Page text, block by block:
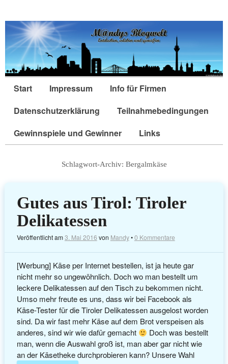
Start Impressum
Info für Firmen
Datenschutzerklärung
Teilnahmebedingungen
Gewinnspiele und Gewinner
Links
Schlagwort-Archiv: Bergalmkäse
Gutes aus Tirol: Tiroler
Delikatessen
Veröffentlicht am3. Mai 2016 von Mandy•0 Kommentare
[Werbung] Käse per Internet bestellen, ist ja heute gar
nicht mehr so ungewöhnlich. Doch wo man bestellt um
leckere Delikatessen auf den Tisch zu bekommen nicht.
Umso mehr freute es uns, dass wir bei Facebook als
Käse-Tester für die Tiroler Delikatessen ausgelost worden
sind. Da wir fast mehr Käse auf dem Brot verspeisen als
anderes, sind wir wie dafür gemacht
Doch was bestellt
man, wenn die Auswahl groß ist, man aber gar nicht wie
an der Käsetheke durchprobieren kann? Unsere Wahl